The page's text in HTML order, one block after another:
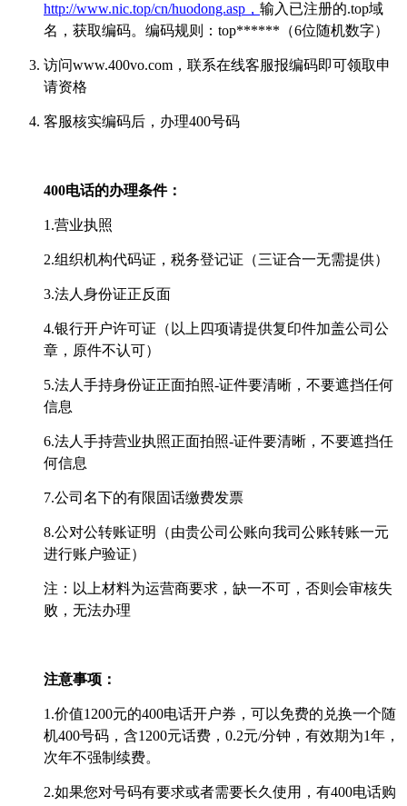
http://www.nic.top/cn/huodong.asp， 输入已注册的.top域
名，获取编码。编码规则：top******（6位随机数字）
访问www.400vo.com，联系在线客服报编码即可领取申
请资格
客服核实编码后，办理400号码
400电话的办理条件：
1.营业执照
2.组织机构代码证，税务登记证（三证合一无需提供）
3.法人身份证正反面
4.银行开户许可证（以上四项请提供复印件加盖公司公
章，原件不认可）
5.法人手持身份证正面拍照-证件要清晰，不要遮挡任何
信息
6.法人手持营业执照正面拍照-证件要清晰，不要遮挡任
何信息
7.公司名下的有限固话缴费发票
8.公对公转账证明（由贵公司公账向我司公账转账一元
进行账户验证）
注：以上材料为运营商要求，缺一不可，否则会审核失
败，无法办理
注意事项：
1.价值1200元的400电话开户券，可以免费的兑换一个随
机400号码，含1200元话费，0.2元/分钟，有效期为1年，
次年不强制续费。
2.如果您对号码有要求或者需要长久使用，有400电话购